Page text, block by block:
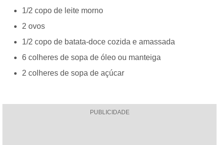
1/2 copo de leite morno
2 ovos
1/2 copo de batata-doce cozida e amassada
6 colheres de sopa de óleo ou manteiga
2 colheres de sopa de açúcar
PUBLICIDADE